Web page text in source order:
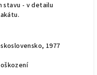
stavu - v detailu
1977